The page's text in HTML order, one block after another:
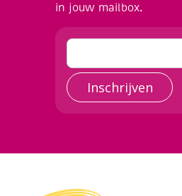
in jouw mailbox.
Inschrijven